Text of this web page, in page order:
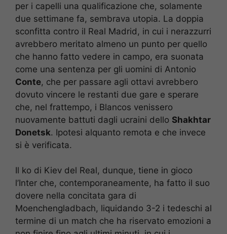
per i capelli una qualificazione che, solamente
due settimane fa, sembrava utopia. La doppia
sconfitta contro il Real Madrid, in cui i nerazzurri
avrebbero meritato almeno un punto per quello
che hanno fatto vedere in campo, era suonata
come una sentenza per gli uomini di Antonio
Conte, che per passare agli ottavi avrebbero
dovuto vincere le restanti due gare e sperare
che, nel frattempo, i Blancos venissero
nuovamente battuti dagli ucraini dello Shakhtar
Donetsk. Ipotesi alquanto remota e che invece
si è verificata.
Il ko di Kiev del Real, dunque, tiene in gioco
l’Inter che, contemporaneamente, ha fatto il suo
dovere nella concitata gara di
Moenchengladbach, liquidando 3-2 i tedeschi al
termine di un match che ha riservato emozioni a